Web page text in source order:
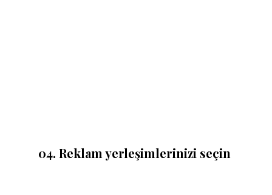
04. Reklam yerleşimlerinizi seçin